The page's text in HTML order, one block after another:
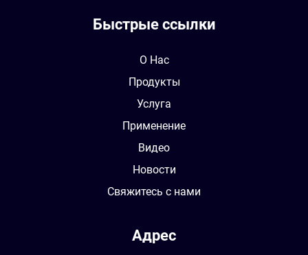
Быстрые ссылки
О Нас
Продукты
Услуга
Применение
Видео
Новости
Свяжитесь с нами
Адрес